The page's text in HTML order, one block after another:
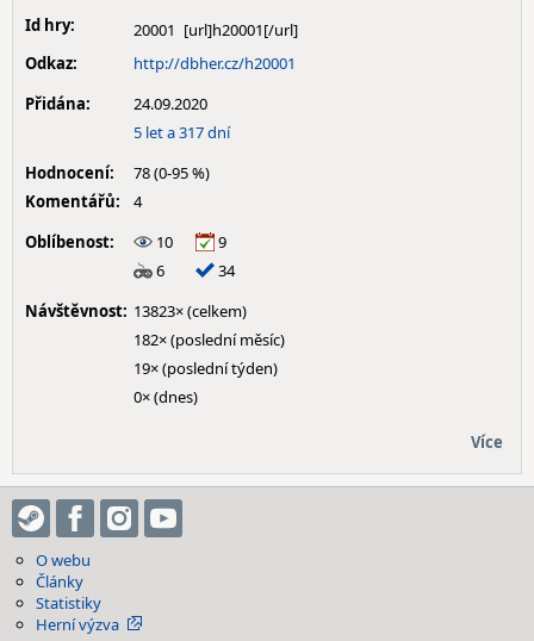
Id hry:
20001
Odkaz:
http://dbher.cz/h20001
Přidána:
24.09.2020
5 let a 317 dní
Hodnocení:
78 (0-95 %)
Komentářů:
4
Oblíbenost:
10
9
6
34
Návštěvnost: 13823× (celkem)
182× (poslední měsíc)
19× (poslední týden)
0× (dnes)
Více
O webu
Články
Statistiky
Herní výzva